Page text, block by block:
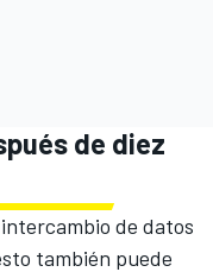
de diez
de datos
también puede